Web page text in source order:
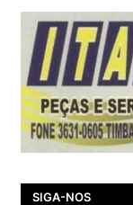
SIGA-NOS